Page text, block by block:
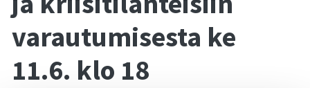
varautumisesta ke
11.6. klo 18